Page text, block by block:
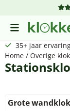
Cookievoorkeuren
35+ jaar
Home / Overige
Grote